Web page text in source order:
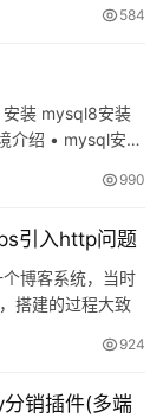
584
装 mysql8安装
介绍 • mysql安…
990
引入http问题
博客系统，当时
搭建的过程大致
924
销插件(多端